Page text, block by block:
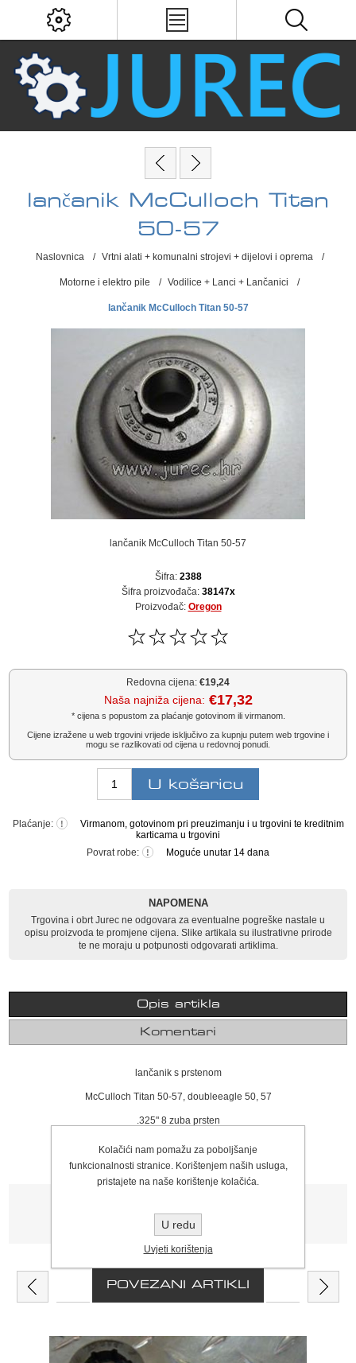
lančanik McCulloch Titan
50-57
Naslovnica / Vrtni alati + komunalni strojevi + dijelovi i oprema /
Motorne i elektro pile / Vodilice + Lanci + Lančanici /
lančanik McCulloch Titan 50-57
lančanik McCulloch Titan 50-57
Šifra: 2388
Šifra proizvođača: 38147x
Proizvođač: Oregon
Redovna cijena: €19,24
Naša najniža cijena: €17,32
* cijena s popustom za plaćanje gotovinom ili virmanom.
Cijene izražene u web trgovini vrijede isključivo za kupnju putem web trgovine i
mogu se razlikovati od cijena u redovnoj ponudi.
Plaćanje: !
Virmanom, gotovinom pri preuzimanju i u trgovini te kreditnim
karticama u trgovini
Povrat robe:
! Moguće unutar 14 dana
NAPOMENA
Trgovina i obrt Jurec ne odgovara za eventualne pogreške nastale u
opisu proizvoda te promjene cijena. Slike artikala su ilustrativne prirode
te ne moraju u potpunosti odgovarati artiklima.
Opis artikla
Komentari
lančanik s prstenom
McCulloch Titan 50-57, doubleeagle 50, 57
.325" 8 zuba prsten
OREGON (176)
POVEZANI ARTIKLI
Kolačići nam pomažu za poboljšanje
funkcionalnosti stranice. Korištenjem naših usluga,
pristajete na naše korištenje kolačića.
U redu
Uvjeti korištenja